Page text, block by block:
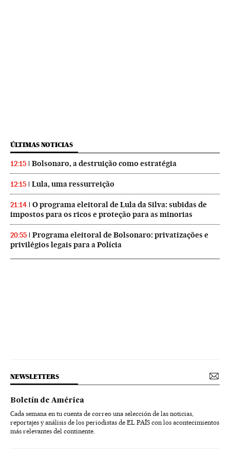
ÚLTIMAS NOTICIAS
12:15 Bolsonaro, a destruição como estratégia
12:15 Lula, uma ressurreição
21:14
O programa eleitoral de Lula da Silva: subidas de
impostos para os ricos e proteção para as minorias
20:55
Programa eleitoral de Bolsonaro: privatizações e
privilégios legais para a Polícia
NEWSLETTERS
Boletín de América
Cada semana en tu cuenta de correo una selección de las noticias,
reportajes y análisis de los periodistas de EL PAÍS con los acontecimientos
más relevantes del continente.